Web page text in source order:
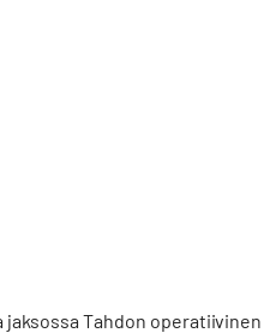
Tahdon operatiivinen